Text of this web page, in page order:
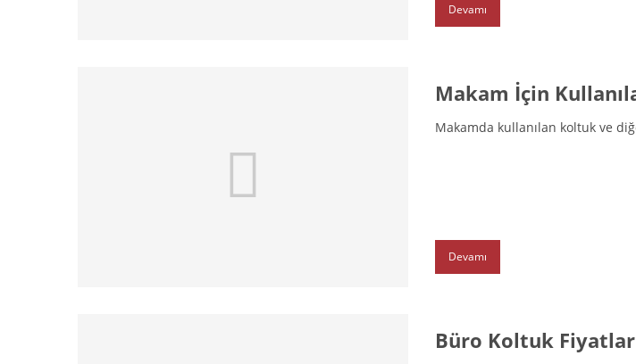
Devamı
Makam İçin
Makamda kullanılan koltuk ve
Devamı
Büro Koltuk